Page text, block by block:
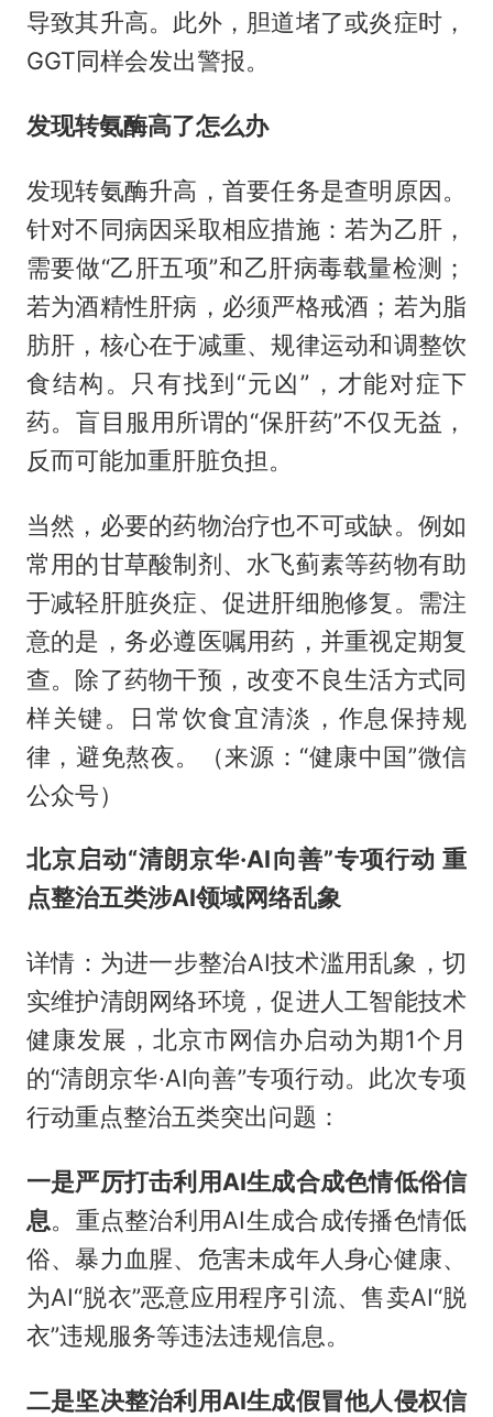
导致其升高。此外，胆道堵了或炎症时，
GGT同样会发出警报。
发现转氨酶高了怎么办
发现转氨酶升高，首要任务是查明原因。
针对不同病因采取相应措施：若为乙肝，
需要做“乙肝五项”和乙肝病毒载量检测；
若为酒精性肝病，必须严格戒酒；若为脂
肪肝，核心在于减重、规律运动和调整饮
食结构。只有找到“元凶”，才能对症下
药。盲目服用所谓的“保肝药”不仅无益，
反而可能加重肝脏负担。
当然，必要的药物治疗也不可或缺。例如
常用的甘草酸制剂、水飞蓟素等药物有助
于减轻肝脏炎症、促进肝细胞修复。需注
意的是，务必遵医嘱用药，并重视定期复
查。除了药物干预，改变不良生活方式同
样关键。日常饮食宜清淡，作息保持规
律，避免熬夜。（来源：“健康中国”微信
公众号）
北京启动“清朗京华·AI向善”专项行动 重
点整治五类涉AI领域网络乱象
详情：为进一步整治AI技术滥用乱象，切
实维护清朗网络环境，促进人工智能技术
健康发展，北京市网信办启动为期1个月
的“清朗京华·AI向善”专项行动。此次专项
行动重点整治五类突出问题：
一是严厉打击利用AI生成合成色情低俗信
息。重点整治利用AI生成合成传播色情低
俗、暴力血腥、危害未成年人身心健康、
为AI“脱衣”恶意应用程序引流、售卖AI“脱
衣”违规服务等违法违规信息。
二是坚决整治利用AI生成假冒他人侵权信